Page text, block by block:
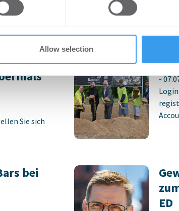
or that they’ve collected from your use of their
Allow selection
–
Sie sich
-
bei
ED